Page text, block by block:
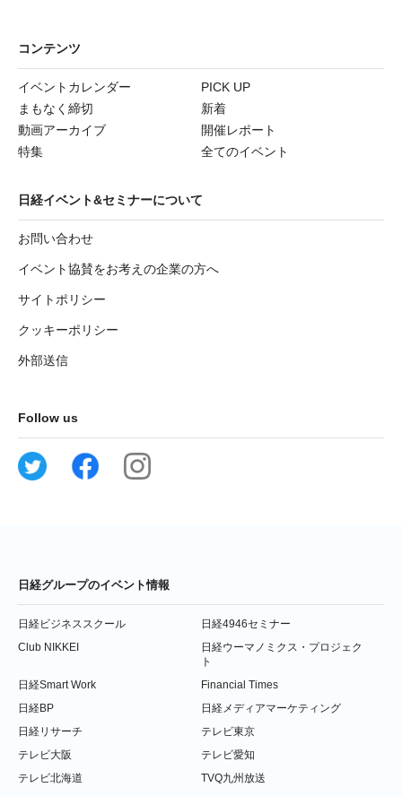
コンテンツ
イベントカレンダー
PICK UP
まもなく締切
新着
動画アーカイブ
開催レポート
特集
全てのイベント
日経イベント&セミナーについて
お問い合わせ
イベント協賛をお考えの企業の方へ
サイトポリシー
クッキーポリシー
外部送信
Follow us
日経グループのイベント情報
日経ビジネススクール
日経4946セミナー
Club NIKKEI
日経ウーマノミクス・プロジェク
ト
日経Smart Work
Financial Times
日経BP
日経メディアマーケティング
日経リサーチ
テレビ東京
テレビ大阪
テレビ愛知
テレビ北海道
TVQ九州放送